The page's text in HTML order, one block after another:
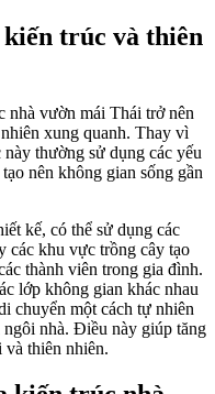
trúc và thiên
nhà vườn mái Thái trở nên
xung quanh. Thay vì
thường sử dụng các yếu
nên không gian sống gần
kế, có thể sử dụng các
các khu vực trồng cây tạo
thành viên trong gia đình.
lớp không gian khác nhau
chuyển một cách tự nhiên
nhà. Điều này giúp tăng
thiên nhiên.